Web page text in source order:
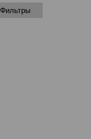
Фильтры